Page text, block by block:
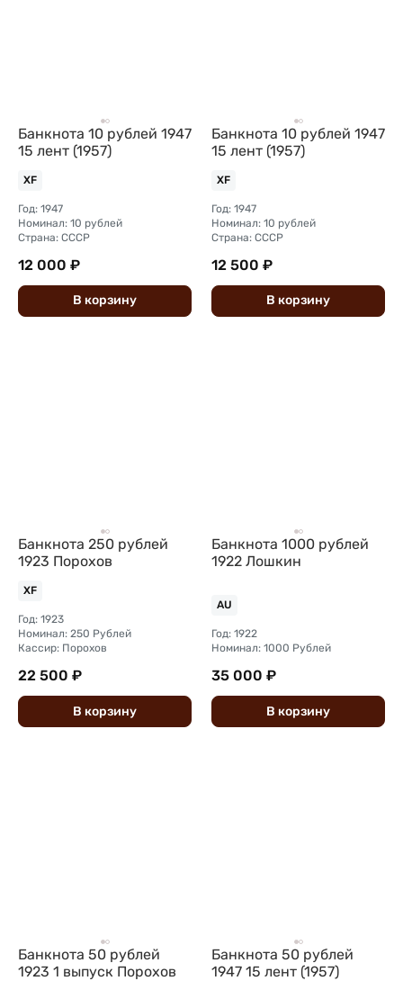
Банкнота 10 рублей 1947
15 лент (1957)
XF
Год: 1947
Номинал: 10 рублей
Страна: СССР
12 000 ₽
В корзину
Банкнота 10 рублей 1947
15 лент (1957)
XF
Год: 1947
Номинал: 10 рублей
Страна: СССР
12 500 ₽
В корзину
Банкнота 250 рублей
1923 Порохов
XF
Год: 1923
Номинал: 250 Рублей
Кассир: Порохов
22 500 ₽
В корзину
Банкнота 1000 рублей
1922 Лошкин
AU
Год: 1922
Номинал: 1000 Рублей
35 000 ₽
В корзину
Банкнота 50 рублей
1923 1 выпуск Порохов
Банкнота 50 рублей
1947 15 лент (1957)